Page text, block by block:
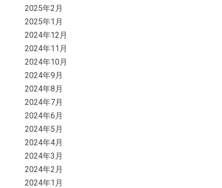
2025年2月
2025年1月
2024年12月
2024年11月
2024年10月
2024年9月
2024年8月
2024年7月
2024年6月
2024年5月
2024年4月
2024年3月
2024年2月
2024年1月